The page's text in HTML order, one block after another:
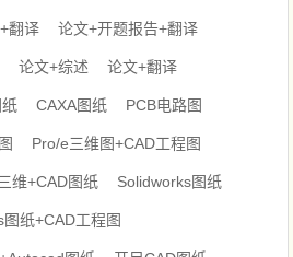
翻译 论文+开题报告+翻译
论文+综述 论文+翻译
CAXA图纸 PCB电路图
Pro/e三维图+CAD工程图
维+CAD图纸 Solidworks图纸
纸+CAD工程图